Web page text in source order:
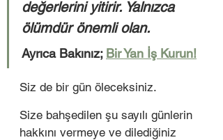
değerlerini yitirir. Yalnızca
ölümdür önemli olan.
Ayrıca Bakınız; Bir Yan İş Kurun!
Siz de bir gün öleceksiniz.
Size bahşedilen şu sayılı günlerin
hakkını vermeye ve dilediğiniz